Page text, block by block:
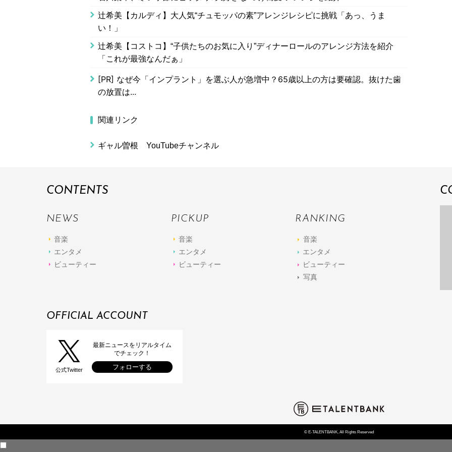
辻希美【カルディ】大人気“チュモッパの素”アレンジレシピに挑戦「あっ、うま
い！」
辻希美【コストコ】“子供たちのお気に入り”ディナーロールのアレンジ方法を紹介
「これが最強なんだぁ」
[PR] なぜ今「インプラント」を選ぶ人が急増中？65歳以上の方は要確認。抜けた歯
の放置は...
関連リンク
ギャル曽根 YouTubeチャンネル
CONTENTS
NEWS
音楽
エンタメ
ビューティー
PICKUP
音楽
エンタメ
ビューティー
RANKING
音楽
エンタメ
ビューティー
写真
OFFICIAL ACCOUNT
公式Twitter
最新ニュースをリアルタイム
でチェック！
フォローする
© E-TALENTBANK, All Rights Reserved